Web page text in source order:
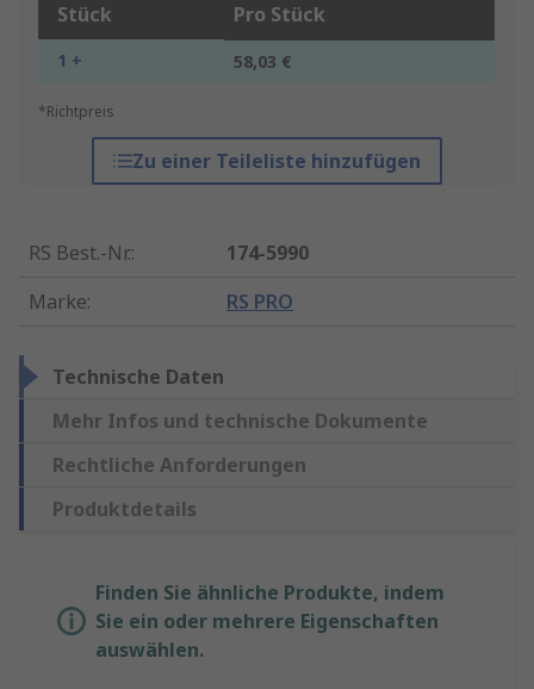
Stück Pro Stück
1 + 58,03 €
*Richtpreis
Zu einer Teileliste hinzufügen
RS Best.-Nr.:
174-5990
Marke: RS PRO
Technische Daten
Mehr Infos und technische Dokumente
Rechtliche Anforderungen
Produktdetails
Finden Sie ähnliche Produkte, indem
Sie ein oder mehrere Eigenschaften
auswählen.